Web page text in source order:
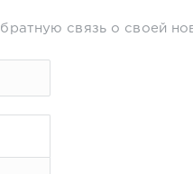
связь о своей